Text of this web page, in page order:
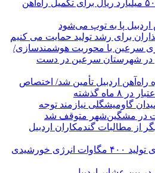
استانداراردبیل: سه هزار و ۵۰۰ میلیارد ریال برای تکمیل راه‌آهن
پا به توپ می‌شود
برای رشد تولید حمایت می کنیم
سرعین با محوریت هوشمندسازی/
شهرستان سرعین در دست
راه‌آهن اردبیل تأمین شد/ اختصاص
گاومیشگلی نیازمند توجه
ریال دیگر از مطالبات گندمکاران اردبیل
تفاهم‌نامه سرمایه‌گذاری برای تولید ۴۰۰ مگاوات انرژی خورشیدی